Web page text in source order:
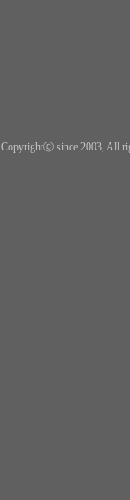
Copyrightⓒ since 2003, All